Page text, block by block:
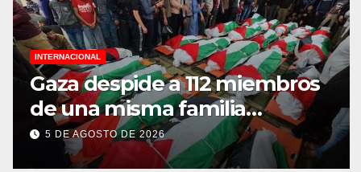
INTERNACIONAL
Gaza despide a 112 miembros
de una misma familia
asesinados durante el
genocidio
5 DE AGOSTO DE 2026